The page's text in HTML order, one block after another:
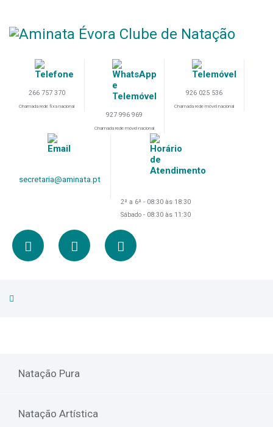
266 757 370
Chamada rede fixa nacional
927 996 969
Chamada rede móvel nacional
926 025 536
Chamada rede móvel nacional
secretaria@aminata.pt
2ª a 6ª - 08:30 às 18:30
Sábado - 08:30 às 11:30
Natação Pura
Natação Artística